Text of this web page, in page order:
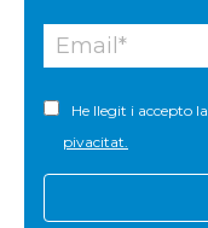
He llegit i accepto la
pivacitat.